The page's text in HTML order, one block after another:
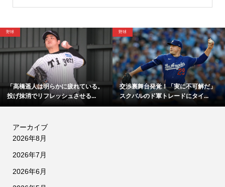
野球
「高橋遥人は明らかに疲れている。
投げ抹消でリフレッシュさせる...
野球
交渉裏舞台発覚！「実に不可解だ」
スクバルのド軍トレードにタイ...
アーカイブ
2026年8月
2026年7月
2026年6月